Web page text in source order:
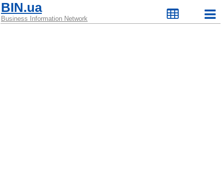
BIN.ua
Business Information Network